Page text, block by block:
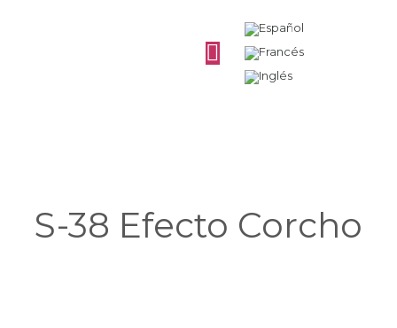
S-38 Efecto Corcho